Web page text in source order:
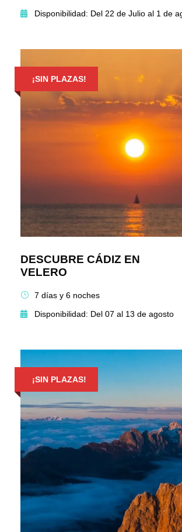
Disponibilidad: Del 22 de Julio al 1 de
¡SIN PLAZAS!
DESCUBRE CÁDIZ EN
VELERO
7 días y 6 noches
Disponibilidad: Del 07 al 13 de agosto
¡SIN PLAZAS!